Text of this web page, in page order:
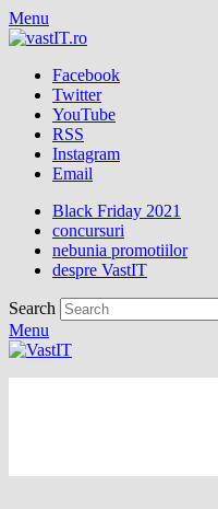
Menu
Facebook
Twitter
YouTube
RSS
Instagram
Email
Black Friday 2021
concursuri
nebunia promotiilor
despre VastIT
Search
Menu